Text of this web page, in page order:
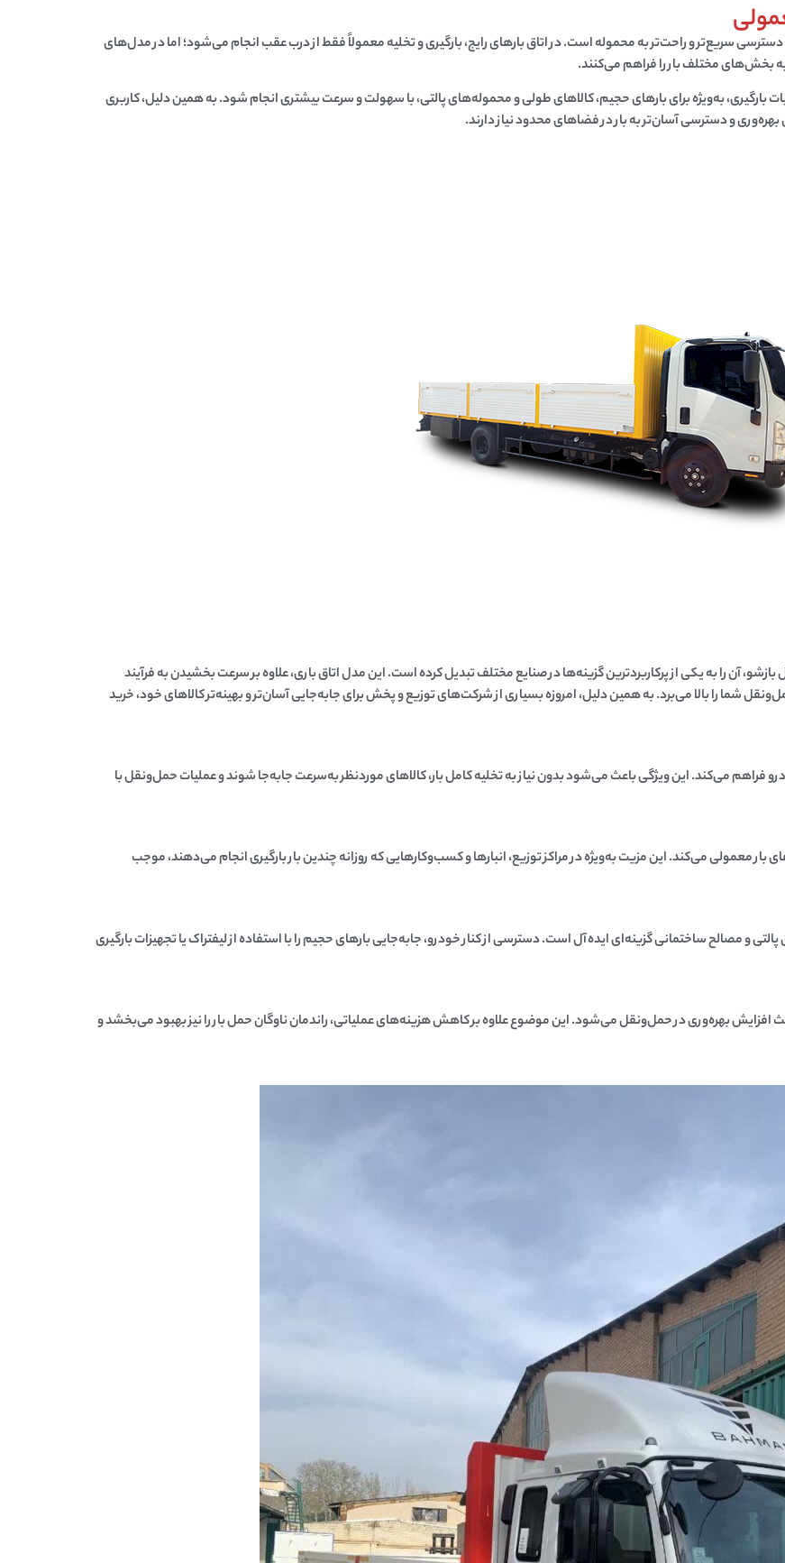
سریع‌تر و راحت‌تر به محموله است. در اتاق بارهای رایج، بارگیری و تخلیه معمولاً فقط از درب عقب انجام می‌شود؛ اما در مدل‌های
بخش‌های مختلف بار را فراهم می‌کنند.
بارگیری، به‌ویژه برای بارهای حجیم، کالاهای طولی و محموله‌های پالتی، با سهولت و سرعت بیشتری انجام شود. به همین دلیل،کاربری
و دسترسی آسان‌تر به بار در فضاهای محدود نیاز دارند.
بازشو، آن را به یکی از پرکاربردترین گزینه‌ها در صنایع مختلف تبدیل کرده است. این مدل اتاق باری، علاوه بر سرعت بخشیدن به فرآیند
شما را بالا می‌برد. به همین دلیل، امروزه بسیاری از شرکت‌های توزیع و پخش برای جابه‌جایی آسان‌تر و بهینه‌تر کالاهای خود، خرید
فراهم می‌کند. این ویژگی باعث می‌شود بدون نیاز به تخلیه کامل بار، کالاهای موردنظر به‌سرعت جابه‌جا شوند و عملیات حمل‌ونقل با
بار معمولی می‌کند. این مزیت به‌ویژه در مراکز توزیع، انبارها و کسب‌وکارهایی که روزانه چندین بار بارگیری انجام می‌دهند، موجب
و مصالح ساختمانی گزینه‌ای ایده‌آل است. دسترسی از کنار خودرو، جابه‌جایی بارهای حجیم را با استفاده از لیفتراک یا تجهیزات بارگیری
بهره‌وری در حمل‌ونقل می‌شود. این موضوع علاوه بر کاهش هزینه‌های عملیاتی، راندمان ناوگان حمل بار را نیز بهبود می‌بخشد و